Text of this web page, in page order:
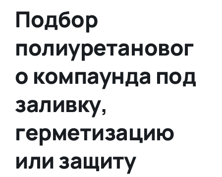
Подбор
полиуретановог
о компаунда под
заливку,
герметизацию
или защиту